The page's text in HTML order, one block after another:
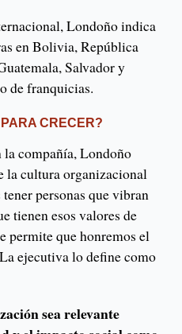
Londoño indica
en Bolivia, República
Salvador y
de franquicias.
CRECER?
la compañía, Londoño
la cultura organizacional
personas que vibran
tienen esos valores de
permite que honremos el
ejecutiva lo define como
sea relevante